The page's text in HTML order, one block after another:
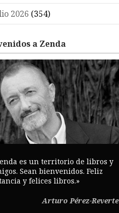
2026 (354)
a Zenda
es un territorio de libros y
Sean bienvenidos. Feliz
y felices libros.»
Arturo Pérez-Reverte